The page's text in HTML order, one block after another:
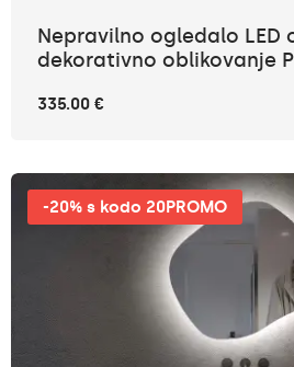
Nepravilno ogledalo LED
dekorativno oblikovanje
335.00 €
-20% s kodo 20PROMO